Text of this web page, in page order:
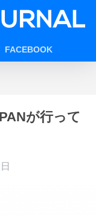
FACEBOOK
が行って